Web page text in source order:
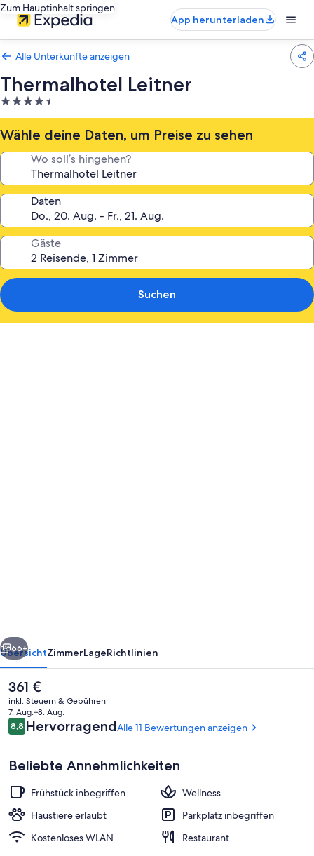
Zum Hauptinhalt springen
App herunterladen
Alle Unterkünfte anzeigen
Thermalhotel Leitner
4.5-
Sterne-
Unterkunft
Wähle deine Daten, um Preise zu sehen
Wo soll’s hingehen?
Daten
Gäste
Suchen
Allergikerbettwaren, Minibar,
Weiter
66+
ÜbersichtZimmerLageRichtlinien
Der
aktuelle
Preis
beträgt
361 €.
361 €
inkl. Steuern & Gebühren
7. Aug.–8. Aug.
Bewertungen
8,88,8 von 10.
HervorragendAlle 11 Bewertungen anzeigen
Beliebte Annehmlichkeiten
Frühstück inbegriffen
Wellness
Haustiere erlaubt
Parkplatz inbegriffen
Kostenloses WLAN
Restaurant